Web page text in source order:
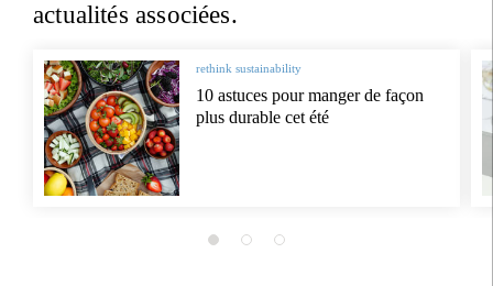
actualités associées.
rethink sustainability
10 astuces pour manger de façon
plus durable cet été